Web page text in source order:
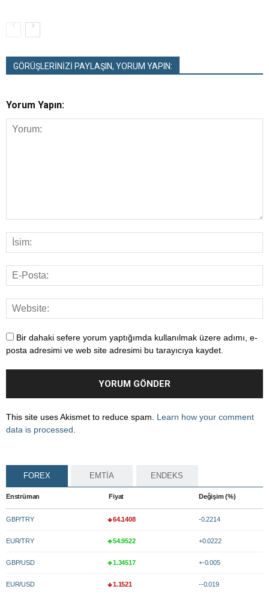
GÖRÜŞLERİNİZİ PAYLAŞIN, YORUM YAPIN:
Yorum Yapın:
Bir dahaki sefere yorum yaptığımda kullanılmak üzere adımı, e-
posta adresimi ve web site adresimi bu tarayıcıya kaydet.
This site uses Akismet to reduce spam. Learn how your comment
data is processed
FOREX EMTİA ENDEKS
Enstrüman Fiyat Değişim (%)
GBP/TRY 64.1408 -0.2214
EUR/TRY 54.9522 +0.0222
GBP/USD 1.34517 +-0.005
EUR/USD 1.1521 --0.019